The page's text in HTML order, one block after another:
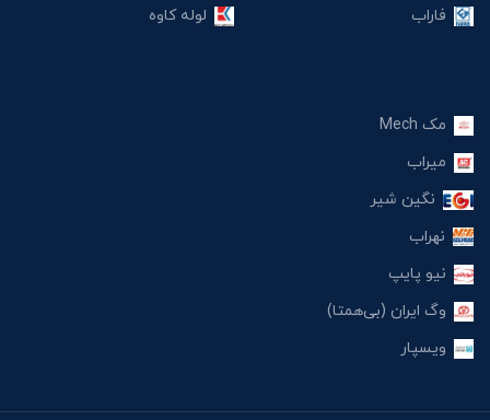
فاراب
لوله کاوه
مک Mech
میراب
نگین شیر
نهراب
نیو پایپ
وگ ایران (بی‌همتا)
ویسپار